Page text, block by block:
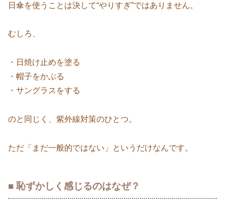
日傘を使うことは決して“やりすぎ”ではありません。
むしろ、
・日焼け止めを塗る
・帽子をかぶる
・サングラスをする
のと同じく、紫外線対策のひとつ。
ただ「まだ一般的ではない」というだけなんです。
■ 恥ずかしく感じるのはなぜ？